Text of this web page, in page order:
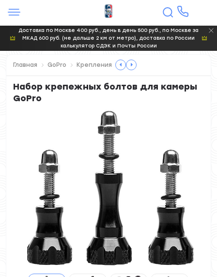
Доставка по Москве 400 руб., день в день 500 руб., по Москве за
МКАД 600 руб. (не дальше 2 км от метро), доставка по России
калькулятор СДЭК и Почты России
Главная GoPro Крепления
Набор крепежных болтов для камеры
GoPro